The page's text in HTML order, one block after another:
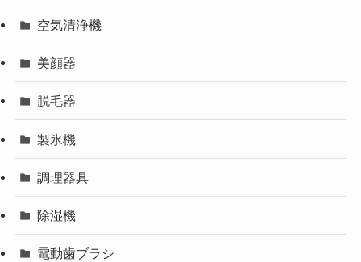
空気清浄機
美顔器
脱毛器
製氷機
調理器具
除湿機
電動歯ブラシ